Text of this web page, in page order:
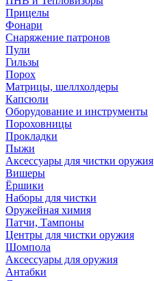
Прицелы
Фонари
Снаряжение патронов
Пули
Гильзы
Порох
Матрицы, шеллхолдеры
Капсюли
Оборудование и инструменты
Пороховницы
Прокладки
Пыжи
Аксессуары для чистки оружия
Вишеры
Ёршики
Наборы для чистки
Оружейная химия
Патчи, Тампоны
Центры для чистки оружия
Шомпола
Аксессуары для оружия
Антабки